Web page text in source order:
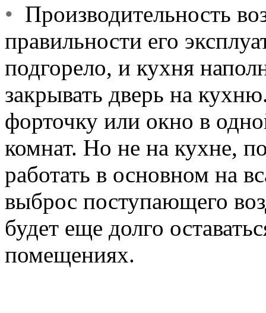
• Производительность
правильности его
подгорело, и кухня
закрывать дверь на
форточку или окно в
комнат. Но не на кухне,
работать в основном на
выброс поступающего
будет еще долго
помещениях.